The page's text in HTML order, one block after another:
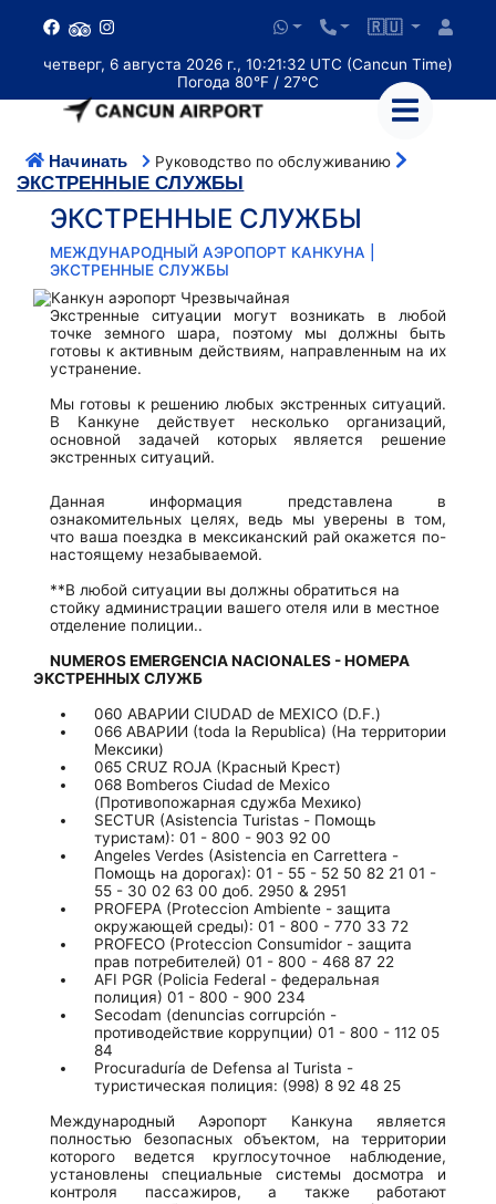
🇷🇺
четверг, 6 августа 2026 г., 10:21:32 UTC (Cancun Time)
Погода 80°F / 27°C
Начинать Руководство по обслуживанию
ЭКСТРЕННЫЕ СЛУЖБЫ
ЭКСТРЕННЫЕ СЛУЖБЫ
МЕЖДУНАРОДНЫЙ АЭРОПОРТ КАНКУНА |
ЭКСТРЕННЫЕ СЛУЖБЫ
Экстренные ситуации могут возникать в любой
точке земного шара, поэтому мы должны быть
готовы к активным действиям, направленным на их
устранение.
Мы готовы к решению любых экстренных ситуаций.
В Канкуне действует несколько организаций,
основной задачей которых является решение
экстренных ситуаций.
Данная информация представлена в
ознакомительных целях, ведь мы уверены в том,
что ваша поездка в мексиканский рай окажется по-
настоящему незабываемой.
**В любой ситуации вы должны обратиться на
стойку администрации вашего отеля или в местное
отделение полиции..
NUMEROS EMERGENCIA NACIONALES - НОМЕРА
ЭКСТРЕННЫХ СЛУЖБ
060 АВАРИИ CIUDAD de MEXICO (D.F.)
066 АВАРИИ (toda la Republica) (На территории
Мексики)
065 CRUZ ROJA (Красный Крест)
068 Bomberos Ciudad de Mexico
(Противопожарная сдужба Мехико)
SECTUR (Asistencia Turistas - Помощь
туристам): 01 - 800 - 903 92 00
Angeles Verdes (Asistencia en Carrettera -
Помощь на дорогах): 01 - 55 - 52 50 82 21 01 -
55 - 30 02 63 00 доб. 2950 & 2951
PROFEPA (Proteccion Ambiente - защита
окружающей среды): 01 - 800 - 770 33 72
PROFECO (Proteccion Consumidor - защита
прав потребителей) 01 - 800 - 468 87 22
AFI PGR (Policia Federal - федеральная
полиция) 01 - 800 - 900 234
Secodam (denuncias corrupción -
противодействие коррупции) 01 - 800 - 112 05
84
Procuraduría de Defensa al Turista -
туристическая полиция: (998) 8 92 48 25
Международный Аэропорт Канкуна является
полностью безопасных объектом, на территории
которого ведется круглосуточное наблюдение,
установлены специальные системы досмотра и
контроля пассажиров, а также работают